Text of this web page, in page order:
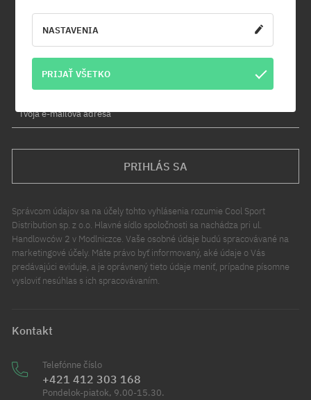
Newsletter
Prihláste sa na odber nášho newsletteru a ako prvý sa dozviete o
nových produktoch a propagačných akciách!
Navyše získaš zľavový kód -5 % na celú objednávku!
Tvoja e-mailová adresa
PRIHLÁS SA
Správcom údajov sa na účely tohto vyhlásenia rozumie Cool Sport
Distribution sp. z o.o. Hlavné sídlo spoločnosti sa nachádza pri ul.
Handlowców 2 v Modlniczce. Vaše osobné údaje budú spracovávané na
marketingové účely. Máte právo byť informovaný, aké údaje o Vás
predávajúci eviduje, a je oprávnený tieto údaje meniť, prípadne písomne
vysloviť nesúhlas s ich spracovávaním.
Kontakt
Telefónne číslo
+421 412 303 168
Pondelok-piatok, 9.00-15.30.
NASTAVENIA
PRIJAŤ VŠETKO